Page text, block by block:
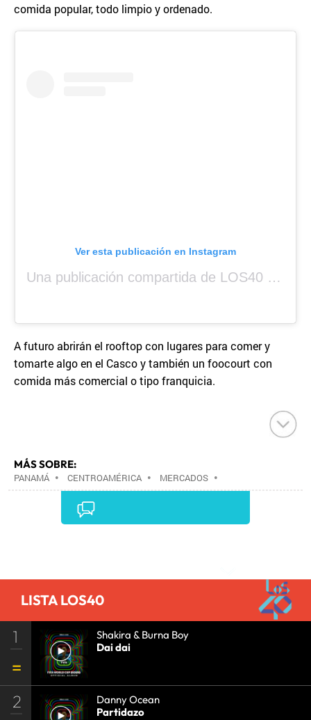
comida popular, todo limpio y ordenado.
Ver esta publicación en Instagram
Una publicación compartida de LOS40 Panamá 🇵🇦 🎙️🎶 (@los40panama)
A futuro abrirán el rooftop con lugares para comer y
tomarte algo en el Casco y también un foocourt con
comida más comercial o tipo franquicia.
MÁS SOBRE:
PANAMÁ • CENTROAMÉRICA • MERCADOS •
ESTABLECIMIENTOS COMERCIALES•
LATINOAMÉRICA•
•
LISTA LOS40
1
Shakira & Burna Boy
Dai dai
2
Danny Ocean
Partidazo